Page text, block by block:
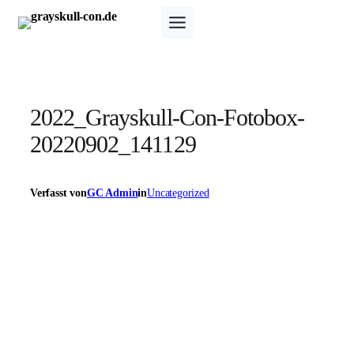
Zum
Inhalt
2022_Grayskull-Con-Fotobox-
20220902_141129
Verfasst vonGC AdmininUncategorized